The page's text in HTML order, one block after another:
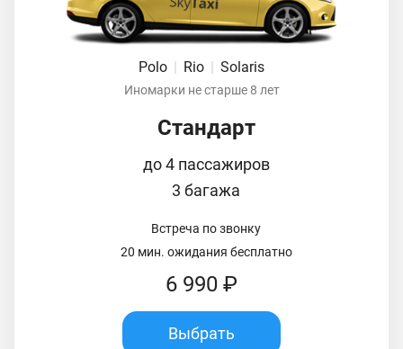
Polo | Rio | Solaris
Иномарки не старше 8 лет
Стандарт
до 4 пассажиров
3 багажа
Встреча по звонку
20 мин. ожидания бесплатно
6 990 ₽
Выбрать